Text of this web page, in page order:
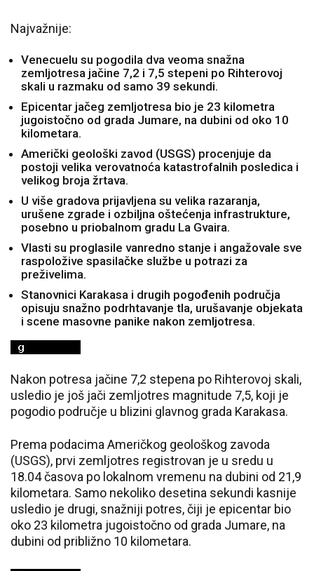
Najvažnije:
Venecuelu su pogodila dva veoma snažna
zemljotresa jačine 7,2 i 7,5 stepeni po Rihterovoj
skali u razmaku od samo 39 sekundi.
Epicentar jačeg zemljotresa bio je 23 kilometra
jugoistočno od grada Jumare, na dubini od oko 10
kilometara.
Američki geološki zavod (USGS) procenjuje da
postoji velika verovatnoća katastrofalnih posledica i
velikog broja žrtava.
U više gradova prijavljena su velika razaranja,
urušene zgrade i ozbiljna oštećenja infrastrukture,
posebno u priobalnom gradu La Gvaira.
Vlasti su proglasile vanredno stanje i angažovale sve
raspoložive spasilačke službe u potrazi za
preživelima.
Stanovnici Karakasa i drugih pogođenih područja
opisuju snažno podrhtavanje tla, urušavanje objekata
i scene masovne panike nakon zemljotresa.
Nakon potresa jačine 7,2 stepena po Rihterovoj skali,
usledio je još jači zemljotres magnitude 7,5, koji je
pogodio područje u blizini glavnog grada Karakasa.
Prema podacima Američkog geološkog zavoda
(USGS), prvi zemljotres registrovan je u sredu u
18.04 časova po lokalnom vremenu na dubini od 21,9
kilometara. Samo nekoliko desetina sekundi kasnije
usledio je drugi, snažniji potres, čiji je epicentar bio
oko 23 kilometra jugoistočno od grada Jumare, na
dubini od približno 10 kilometara.